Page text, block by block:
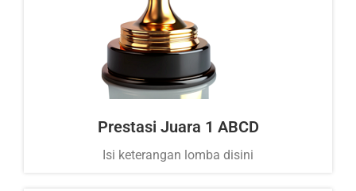
Prestasi Juara 1 ABCD
Isi keterangan lomba disini